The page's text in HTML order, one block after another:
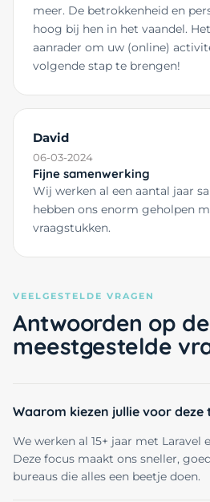
meer. De betrokkenheid en
hoog bij hen in het vaandel.
aanrader om uw (online)
volgende stap te brengen!
David
06-03-2024
Fijne samenwerking
Wij werken al een aantal jaar
hebben ons enorm geholpen
vraagstukken.
VEELGESTELDE VRAGEN
Antwoorden op de
meestgestelde
Waarom kiezen jullie voor deze
We werken al 15+ jaar met Laravel
Deze focus maakt ons sneller,
bureaus die alles een beetje doen.